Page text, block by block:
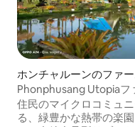
ホンチャルーンのファ
Phonphusang Utopiaフ
Sapphire Villa
住民のマイクロコミュ
る、緑豊かな熱帯の楽